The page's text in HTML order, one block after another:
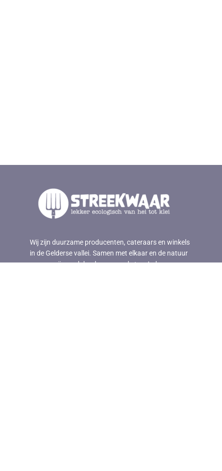
Wij zijn duurzame producenten, cateraars en winkels
in de Gelderse vallei. Samen met elkaar en de natuur
zorgen wij voor lokaal en gezond eten. Iedere